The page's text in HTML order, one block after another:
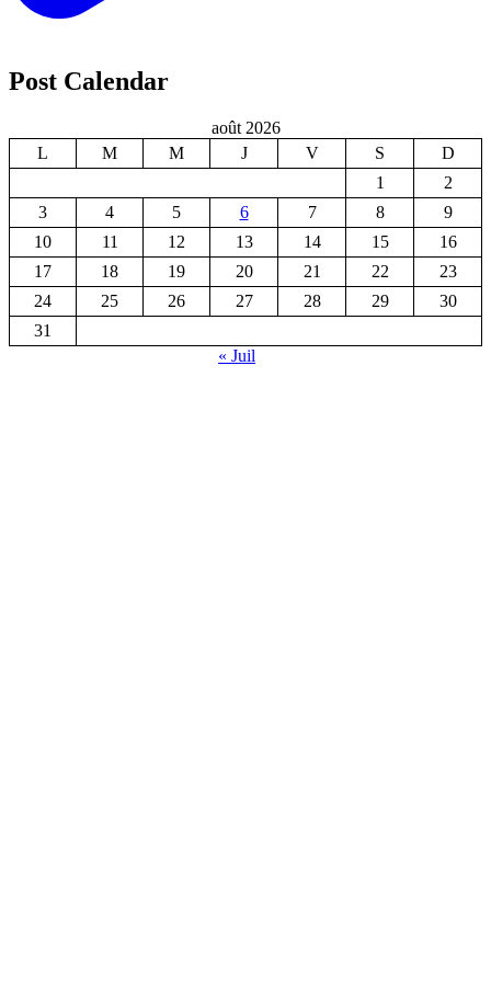
Post Calendar
août 2026
L
M M J V S
D
1
2
3
4 5 6 7 8
9
10
11 12 13 14 15
16
17
18 19 20 21 22
23
24
25 26 27 28 29
30
31
« Juil